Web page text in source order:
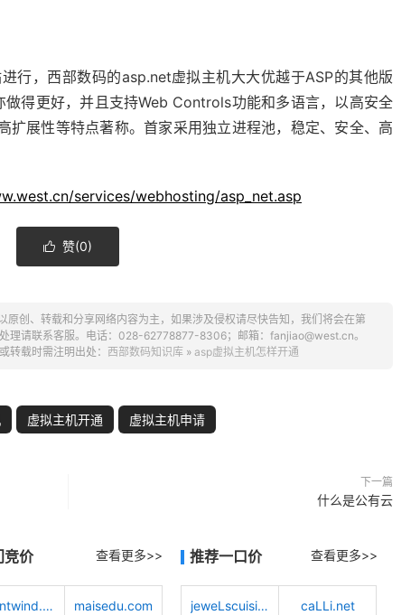
进行，西部数码的asp.net虚拟主机大大优越于ASP的其他版
得更好，并且支持Web Controls功能和多语言，以高安全
扩展性等特点著称。首家采用独立进程池，稳定、安全、高
services/webhosting/asp_net.asp
 赞(0)
原创、转载和分享网络内容为主，如果涉及侵权请尽快告知，我们将会在第
理请联系客服。电话：028-62778877-8306；邮箱：fanjiao@west.cn。
转载时需注明出处： 西部数码知识库 » asp虚拟主机怎样开通
虚拟主机开通 虚拟主机申请
下一篇
什么是公有云
竞价 查看更多>>
quantwind.com
maisedu.com
推荐一口价 查看更多>>
jeweLscuisine.com
caLLi.net